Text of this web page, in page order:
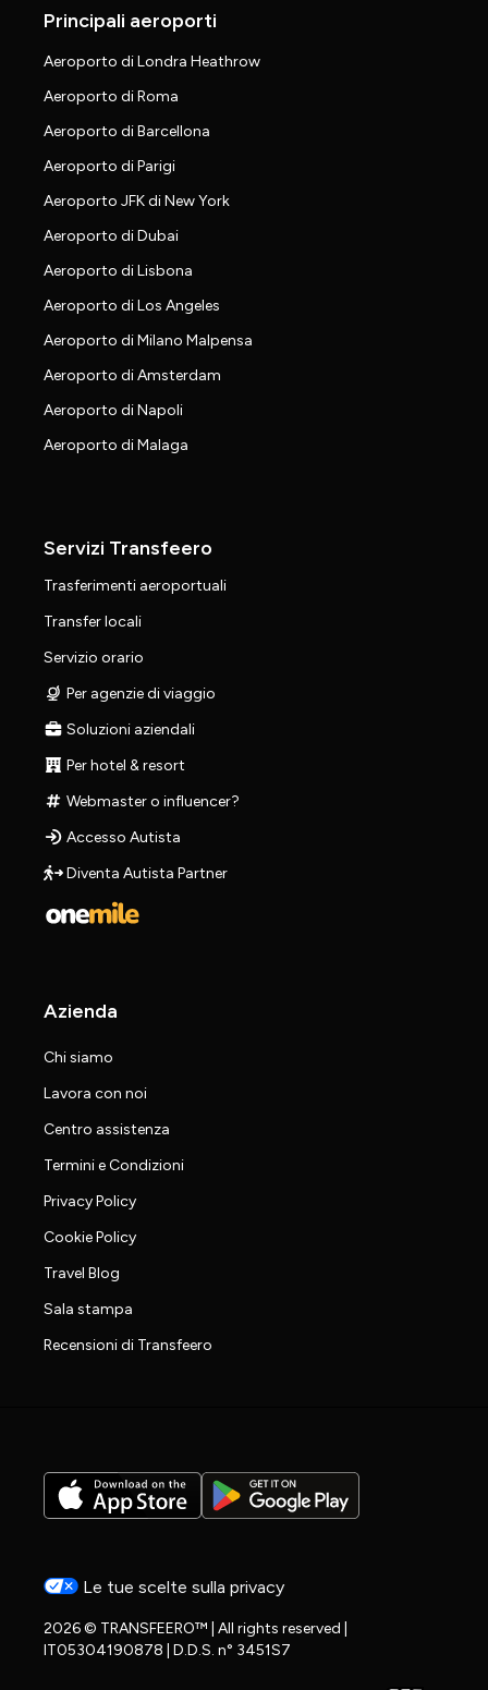
Principali aeroporti
Aeroporto di Londra Heathrow
Aeroporto di Roma
Aeroporto di Barcellona
Aeroporto di Parigi
Aeroporto JFK di New York
Aeroporto di Dubai
Aeroporto di Lisbona
Aeroporto di Los Angeles
Aeroporto di Milano Malpensa
Aeroporto di Amsterdam
Aeroporto di Napoli
Aeroporto di Malaga
Servizi Transfeero
Trasferimenti aeroportuali
Transfer locali
Servizio orario
Per agenzie di viaggio
Soluzioni aziendali
Per hotel & resort
Webmaster o influencer?
Accesso Autista
Diventa Autista Partner
Azienda
Chi siamo
Lavora con noi
Centro assistenza
Termini e Condizioni
Privacy Policy
Cookie Policy
Travel Blog
Sala stampa
Recensioni di Transfeero
Le tue scelte sulla privacy
2026 © TRANSFEERO™ | All rights reserved |
IT05304190878 | D.D.S. n° 3451S7